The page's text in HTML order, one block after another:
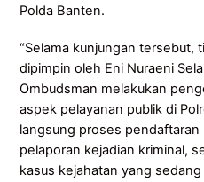
Polda Banten.
“Selama kunjungan tersebut,
dipimpin oleh Eni Nuraeni
Ombudsman melakukan
aspek pelayanan publik di
langsung proses
pelaporan kejadian kriminal,
kasus kejahatan yang